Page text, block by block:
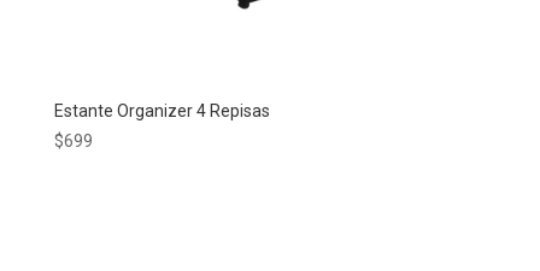
Estante Organizer 4 Repisas
$699